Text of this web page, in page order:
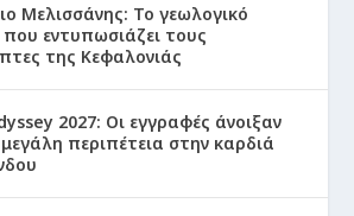
Μελισσάνης: Το γεωλογικό
εντυπωσιάζει τους
της Κεφαλονιάς
2027: Οι εγγραφές άνοιξαν
περιπέτεια στην καρδιά